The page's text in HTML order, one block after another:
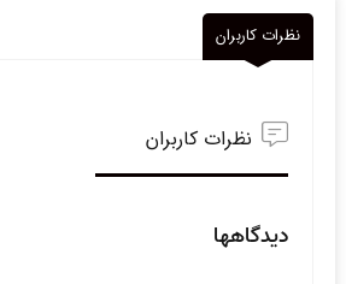
نظرات کاربران
نظرات کاربران
دیدگاهها